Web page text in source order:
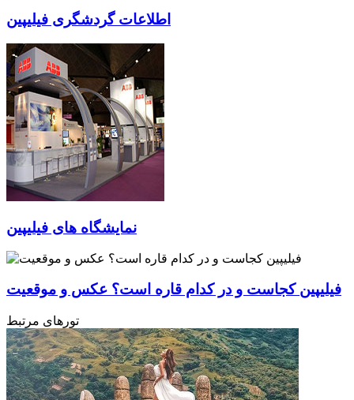
اطلاعات گردشگری فیلیپین
نمایشگاه های فیلیپین
فیلیپین کجاست و در کدام قاره است؟ عکس و موقعیت
تورهای مرتبط